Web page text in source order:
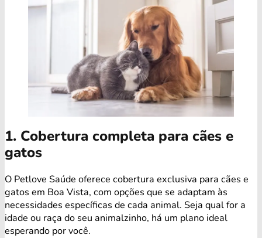
1. Cobertura completa para cães e
gatos
O Petlove Saúde oferece cobertura exclusiva para cães e
gatos em Boa Vista, com opções que se adaptam às
necessidades específicas de cada animal. Seja qual for a
idade ou raça do seu animalzinho, há um plano ideal
esperando por você.